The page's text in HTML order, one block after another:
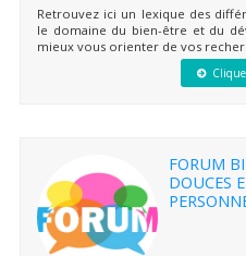
Retrouvez ici un lexique des
le domaine du bien-être et du
mieux vous orienter de vos
FORUM
DOUCES